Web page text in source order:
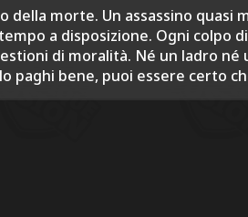
della morte. Un assassino
a disposizione. Ogni colpo
di moralità. Né un ladro né
paghi bene, puoi essere certo